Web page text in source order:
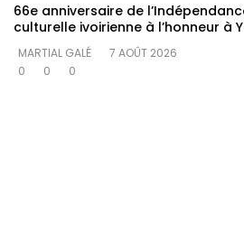
66e anniversaire de
culturelle ivoirienne à l’honneur à
MARTIAL GALÉ
7 AOÛT 2026
0
0 0